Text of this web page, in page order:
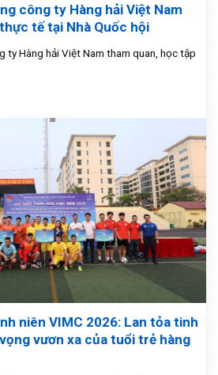
công ty Hàng hải Việt Nam
tế tại Nhà Quốc hội
ty Hàng hải Việt Nam tham quan, học tập
niên VIMC 2026: Lan tỏa tinh
vươn xa của tuổi trẻ hàng